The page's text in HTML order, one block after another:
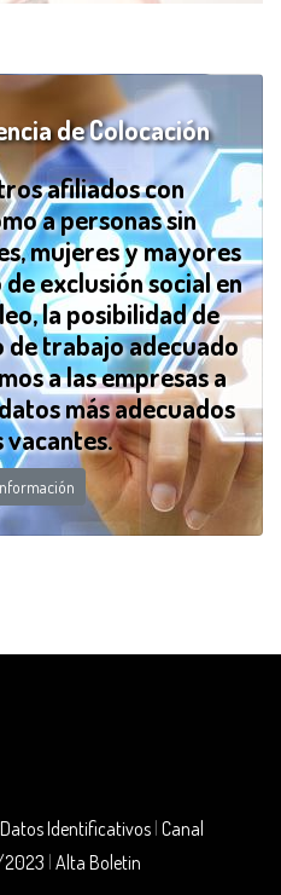
de Colocación
afiliados con
a personas sin
mujeres y mayores
exclusión social en
la posibilidad de
de trabajo adecuado
a las empresas a
más adecuados
vacantes.
Datos Identificativos Canal
2023 Alta Boletin